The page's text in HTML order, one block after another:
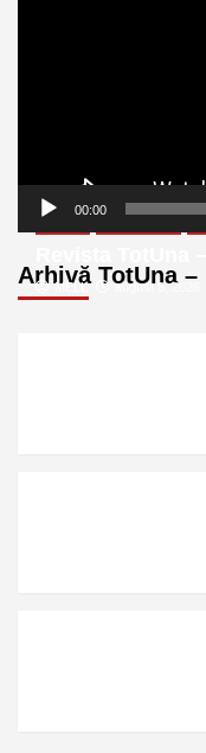
00:00
Arhivă TotUna
MELL august 6, 2026